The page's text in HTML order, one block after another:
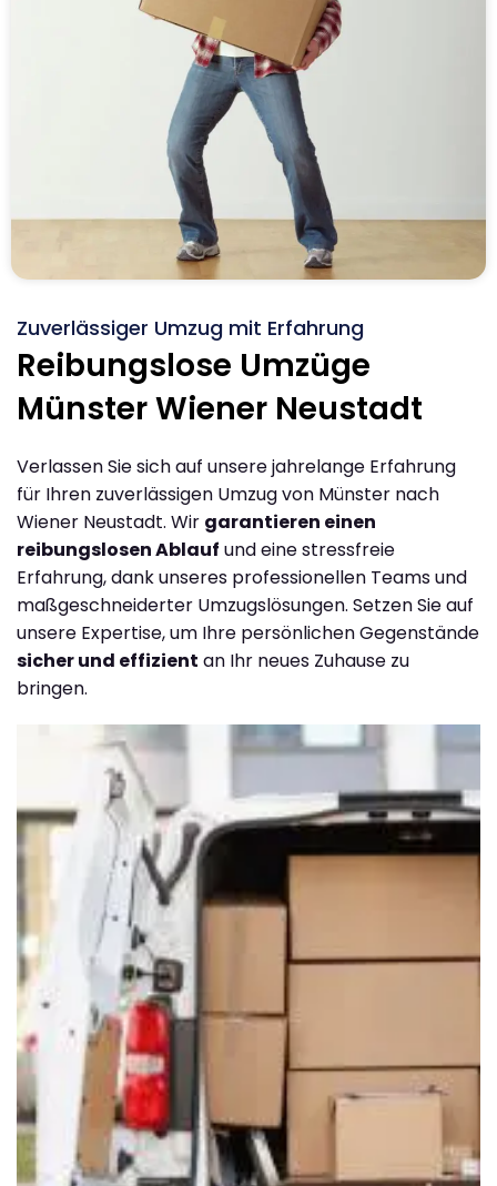
Zuverlässiger Umzug mit Erfahrung
Reibungslose Umzüge
Münster Wiener Neustadt
Verlassen Sie sich auf unsere jahrelange Erfahrung
für Ihren zuverlässigen Umzug von Münster nach
Wiener Neustadt. Wir garantieren einen
reibungslosen Ablauf und eine stressfreie
Erfahrung, dank unseres professionellen Teams und
maßgeschneiderter Umzugslösungen. Setzen Sie auf
unsere Expertise, um Ihre persönlichen Gegenstände
sicher und effizient an Ihr neues Zuhause zu
bringen.